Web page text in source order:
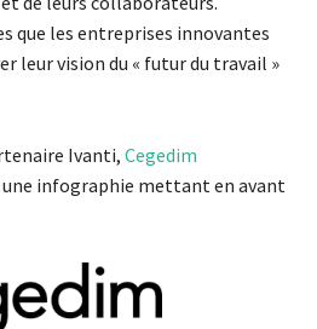
que les entreprises innovantes
leur vision du « futur du travail »
Ivanti, Cegedim
une infographie mettant en avant